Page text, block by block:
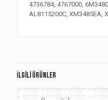
4736784, 4767000,
AL8115200C, XM3485EA,
İlgili ürünler